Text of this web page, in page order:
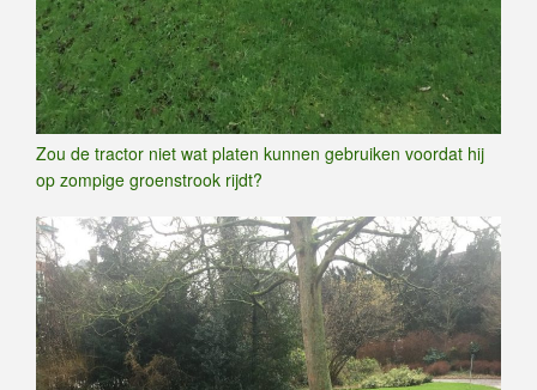
Zou de tractor niet wat platen kunnen gebruiken voordat hij
op zompige groenstrook rijdt?